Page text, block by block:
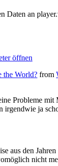
Daten an
öffnen
the World? from
Probleme mit
irgendwie ja
aus den
nicht